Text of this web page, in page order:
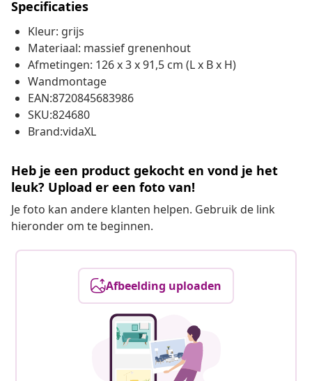
Specificaties
Kleur: grijs
Materiaal: massief grenenhout
Afmetingen: 126 x 3 x 91,5 cm (L x B x H)
Wandmontage
EAN:8720845683986
SKU:824680
Brand:vidaXL
Heb je een product gekocht en vond je het
leuk? Upload er een foto van!
Je foto kan andere klanten helpen. Gebruik de link
hieronder om te beginnen.
Afbeelding uploaden